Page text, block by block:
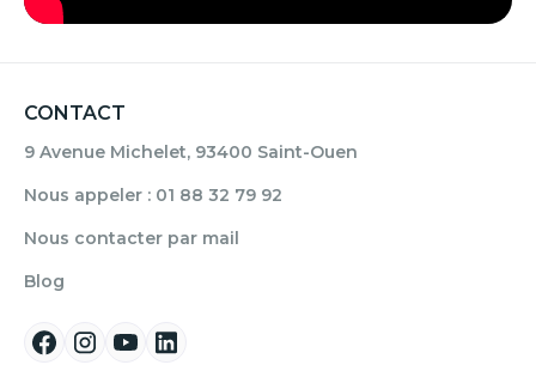
CONTACT
9 Avenue Michelet, 93400 Saint-Ouen
Nous appeler : 01 88 32 79 92
Nous contacter par mail
Blog